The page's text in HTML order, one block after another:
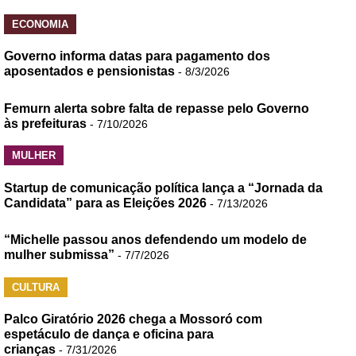
ECONOMIA
Governo informa datas para pagamento dos
aposentados e pensionistas - 8/3/2026
Femurn alerta sobre falta de repasse pelo Governo
às prefeituras - 7/10/2026
MULHER
Startup de comunicação política lança a “Jornada da
Candidata” para as Eleições 2026 - 7/13/2026
“Michelle passou anos defendendo um modelo de
mulher submissa” - 7/7/2026
CULTURA
Palco Giratório 2026 chega a Mossoró com
espetáculo de dança e oficina para
crianças - 7/31/2026